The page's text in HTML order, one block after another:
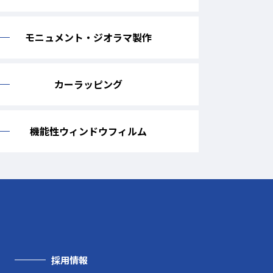
モニュメント・ジオラマ製作
カーラッピング
機能性ウィンドウフィルム
採用情報